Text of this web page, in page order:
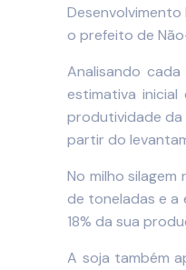
o prefeito de
Analisando
estimativa
produtividade da
partir do
No milho
de toneladas e a
18% da sua
A soja também